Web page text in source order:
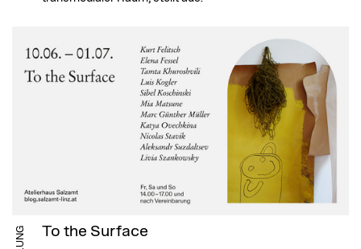
To the Surface